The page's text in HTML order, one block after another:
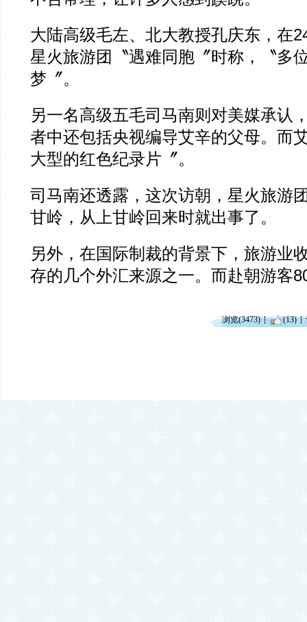
大陆高级毛左、北大教授孔庆东，在
星火旅游团〝遇难同胞〞时称，〝多
梦〞。
另一名高级五毛司马南则对美媒承认
者中还包括央视编导艾辛的父母。而
大型的红色纪录片〞。
司马南还透露，这次访朝，星火旅游
甘岭，从上甘岭回来时就出事了。
另外，在国际制裁的背景下，旅游业
存的几个外汇来源之一。而赴朝游客
浏览(3473) (13)